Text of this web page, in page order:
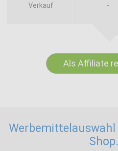
Verkauf -
Als Affiliate